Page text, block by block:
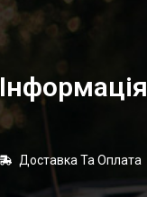
Інформація
Доставка Та Оплата